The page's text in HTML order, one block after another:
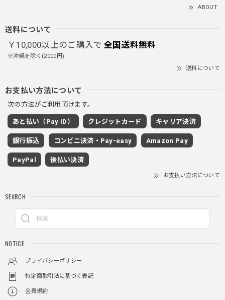
首しまる！ってなるから全部は閉めずに使うかも。 チャッ
2025/11/28
グレー/M
2025/11/28
着心地もいいしカジュアル味が出ていい
クロスチャーム ビーズウォレットチェーン / CROSS CHARM BEADS WALLET CHAIN
しっかりと重さがあるので安っぽくなく値段に見合ったクオ
リティ
ABOUT
送料について
￥10,000以上のご購入で 全国送料無料
※沖縄を除く(2000円)
送料について
お支払い方法について
次の方法がご利用頂けます。
あと払い（Pay ID） クレジットカード キャリア決済
銀行振込 コンビニ決済・Pay-easy Amazon Pay
PayPal 後払い決済
お支払い方法について
SEARCH
NOTICE
プライバシーポリシー
特定商取引法に基づく表記
会員規約